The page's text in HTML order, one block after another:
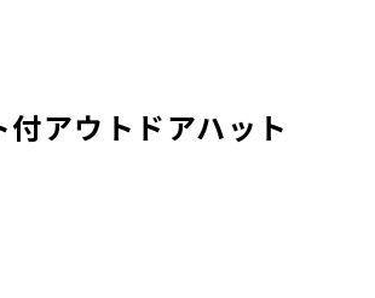
アウトドアハット